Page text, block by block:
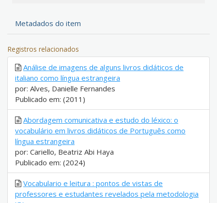
Metadados do item
Registros relacionados
Análise de imagens de alguns livros didáticos de
italiano como língua estrangeira
por: Alves, Danielle Fernandes
Publicado em: (2011)
Abordagem comunicativa e estudo do léxico: o
vocabulário em livros didáticos de Português como
língua estrangeira
por: Cariello, Beatriz Abi Haya
Publicado em: (2024)
Vocabulario e leitura : pontos de vistas de
professores e estudantes revelados pela metodologia